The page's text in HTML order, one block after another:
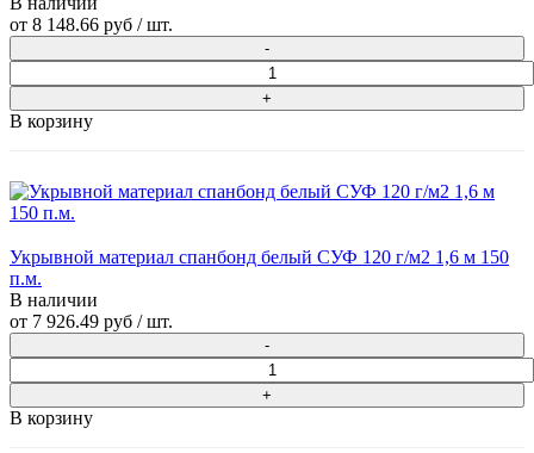
от 8 148.66 руб / шт.
В корзину
Укрывной материал спанбонд белый СУФ 120 г/м2 1,6 м 150
п.м.
В наличии
от 7 926.49 руб / шт.
В корзину